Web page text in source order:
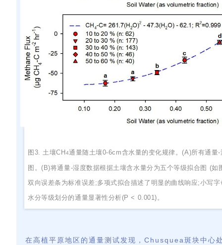
图 3. 土壤CH 4通量随土壤0-6cm含水量的变化规律。 (A)所有通量
图。 (B)将通量-湿度数据根据土壤含水量分为五个等级拟合图 (如
双向误差条为标准误差;多项式拟合描述了明显的曲线响应;小写
水分等级划分的通量显著性分析(P < 0.001)。
在高植平原地区的通量测试发现，Chusquea斑块中心